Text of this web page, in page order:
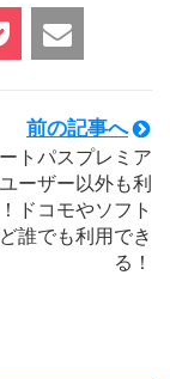
前の記事へ
ートパスプレミア
ーザー以外も利
ドコモやソフト
誰でも利用でき
る！